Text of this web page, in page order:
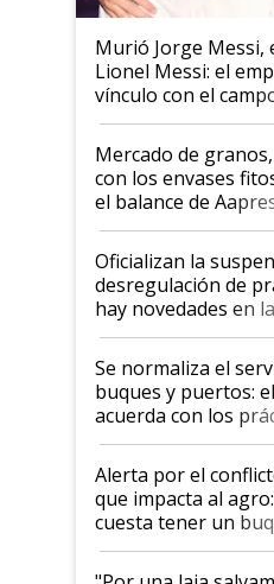
Murió Jorge Messi,
Lionel Messi: el
vínculo con el
Mercado de
con los envases
el balance de
Posta
Oficializan la
desregulación de
hay novedades en
la hidrovía
Se normaliza el
buques y puertos:
acuerda con los
suspende el
desregulación
Alerta por el
que impacta al
cuesta tener un
y el peligro de que
pase a ser "país